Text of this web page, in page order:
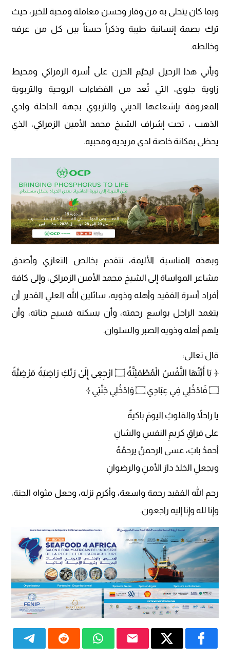
وبما كان يتحلى به من وقار وحسن معاملة ومحبة للخير، حيث
ترك بصمة إنسانية طيبة وذكراً حسناً بين كل من عرفه
وخالطه.
ويأتي هذا الرحيل ليخيّم الحزن على أسرة الزمراكي ومحيط
زاوية جلوى، التي تُعد من الفضاءات الروحية والتربوية
المعروفة بإشعاعها الديني والتربوي بجهة الداخلة وادي
الذهب ، تحت إشراف الشيخ محمد الأمين الزمراكي، الذي
يحظى بمكانة خاصة لدى مريديه ومحبيه.
وبهذه المناسبة الأليمة، نتقدم بخالص التعازي وأصدق
مشاعر المواساة إلى الشيخ محمد الأمين الزمراكي، وإلى كافة
أفراد أسرة الفقيد وأهله وذويه، سائلين الله العلي القدير أن
يتغمد الراحل بواسع رحمته، وأن يسكنه فسيح جناته، وأن
يلهم أهله وذويه الصبر والسلوان.
قال تعالى:
﴿ يَا أَيَّتُهَا النَّفْسُ الْمُطْمَئِنَّةُ ۝ ارْجِعِي إِلَىٰ رَبِّكِ رَاضِيَةً مَرْضِيَّةً
۝ فَادْخُلِي فِي عِبَادِي ۝ وَادْخُلِي جَنَّتِي ﴾
يا راحلاً والقلوبُ اليومَ باكيةٌ
على فراقِ كريمِ النفسِ والشانِ
أحمدُ بابَ، عسى الرحمنُ يرحمُهُ
ويجعلِ الخلدَ دارَ الأمنِ والرضوانِ
رحم الله الفقيد رحمة واسعة، وأكرم نزله، وجعل مثواه الجنة،
وإنا لله وإنا إليه راجعون.